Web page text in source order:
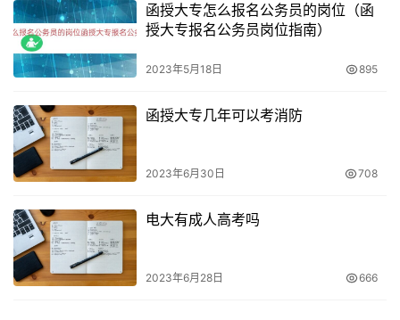
函授大专怎么报名公务员的岗位（函
授大专报名公务员岗位指南）
2023年5月18日 895
函授大专几年可以考消防
2023年6月30日 708
电大有成人高考吗
2023年6月28日 666